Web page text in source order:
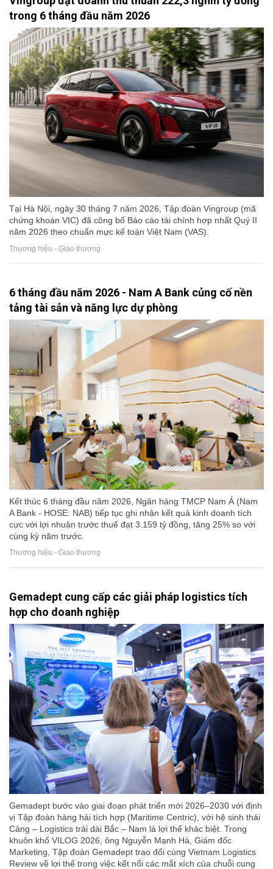
trong 6 tháng đầu năm 2026
Tại Hà Nội, ngày 30 tháng 7 năm 2026, Tập đoàn Vingroup (mã
chứng khoán VIC) đã công bố Báo cáo tài chính hợp nhất Quý II
năm 2026 theo chuẩn mực kế toán Việt Nam (VAS).
Thương hiệu - Giao thương
6 tháng đầu năm 2026 - Nam A Bank củng cố nền
tảng tài sản và năng lực dự phòng
Kết thúc 6 tháng đầu năm 2026, Ngân hàng TMCP Nam Á (Nam
A Bank - HOSE: NAB) tiếp tục ghi nhận kết quả kinh doanh tích
cực với lợi nhuận trước thuế đạt 3.159 tỷ đồng, tăng 25% so với
cùng kỳ năm trước.
Thương hiệu - Giao thương
Gemadept cung cấp các giải pháp logistics tích
hợp cho doanh nghiệp
Gemadept bước vào giai đoạn phát triển mới 2026–2030 với định
vị Tập đoàn hàng hải tích hợp (Maritime Centric), với hệ sinh thái
Cảng – Logistics trải dài Bắc – Nam là lợi thế khác biệt. Trong
khuôn khổ VILOG 2026, ông Nguyễn Mạnh Hà, Giám đốc
Marketing, Tập đoàn Gemadept trao đổi cùng Vietnam Logistics
Review về lợi thế trong việc kết nối các mắt xích của chuỗi cung